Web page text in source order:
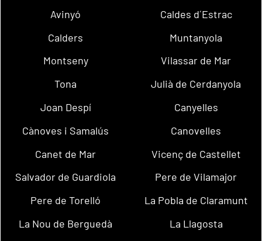
Avinyó
Caldes d´Estrac
Calders
Muntanyola
Montseny
Vilassar de Mar
Tona
Julià de Cerdanyola
Joan Despí
Canyelles
Cànoves i Samalús
Canovelles
Canet de Mar
Vicenç de Castellet
Salvador de Guardiola
Pere de Vilamajor
Pere de Torelló
La Pobla de Claramunt
La Nou de Berguedà
La Llagosta